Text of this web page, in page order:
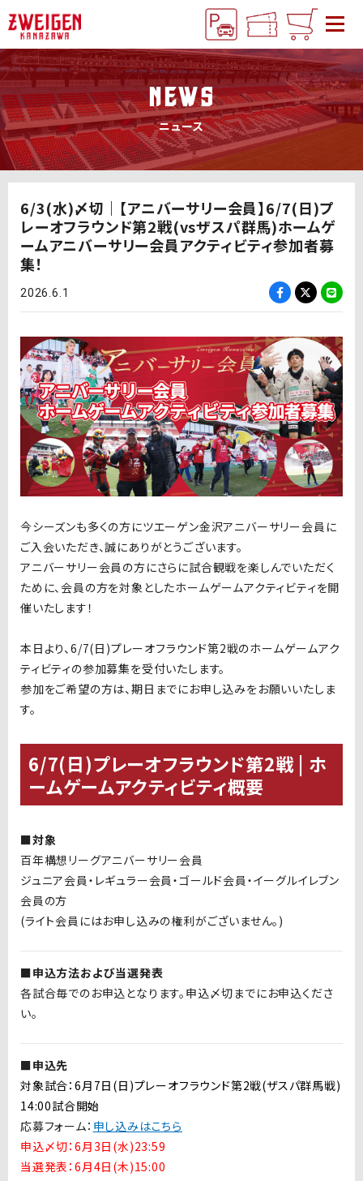
NEWS
ニュース
6/3(水)〆切｜【アニバーサリー会員】6/7(日)プ
レーオフラウンド第2戦(vsザスパ群馬)ホームゲ
ームアニバーサリー会員アクティビティ参加者募
集！
2026.6.1
今シーズンも多くの方にツエーゲン金沢アニバーサリー会員に
ご入会いただき、誠にありがとうございます。
アニバーサリー会員の方にさらに試合観戦を楽しんでいただく
ために、会員の方を対象としたホームゲームアクティビティを開
催いたします！
本日より、6/7(日)プレーオフラウンド第2戦のホームゲームアク
ティビティの参加募集を受付いたします。
参加をご希望の方は、期日までにお申し込みをお願いいたしま
す。
6/7(日)プレーオフラウンド第2戦 | ホ
ームゲームアクティビティ概要
■対象
百年構想リーグアニバーサリー会員
ジュニア会員・レギュラー会員・ゴールド会員・イーグルイレブン
会員の方
(ライト会員にはお申し込みの権利がございません。)
■申込方法および当選発表
各試合毎でのお申込となります。申込〆切までにお申込くださ
い。
■申込先
対象試合： 6月 7日(日)プレーオフラウンド第2戦(ザスパ群馬戦)
14:00試合開始
応募フォーム： 申し込みはこちら
申込〆切：6月3日(水)23:59
当選発表：6月4日(木)15:00